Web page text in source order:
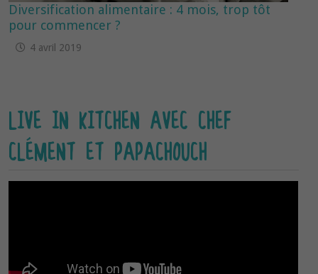
Diversification alimentaire : 4 mois, trop tôt
pour commencer ?
4 avril 2019
LIVE IN KITCHEN AVEC CHEF
CLÉMENT ET PAPACHOUCH